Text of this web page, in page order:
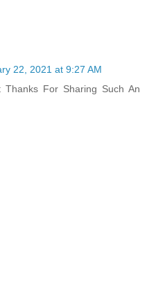
22, 2021 at 9:27 AM
Thanks For Sharing Such An